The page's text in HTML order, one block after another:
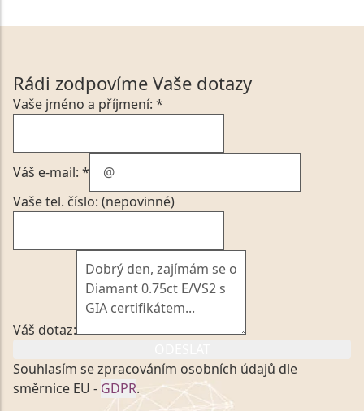
Rádi zodpovíme Vaše dotazy
Vaše jméno a příjmení: *
Váš e-mail: *
Vaše tel. číslo: (nepovinné)
Váš dotaz:
Souhlasím se zpracováním osobních údajů dle
směrnice EU - GDPR.